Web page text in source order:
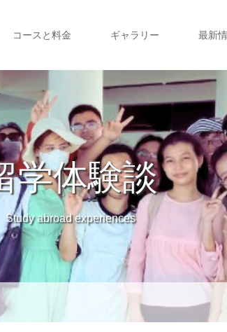
コースと料金 ギャラリー 最新
学体験談
Study abroad experiences